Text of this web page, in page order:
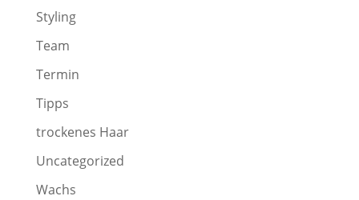
Styling
Team
Termin
Tipps
trockenes Haar
Uncategorized
Wachs